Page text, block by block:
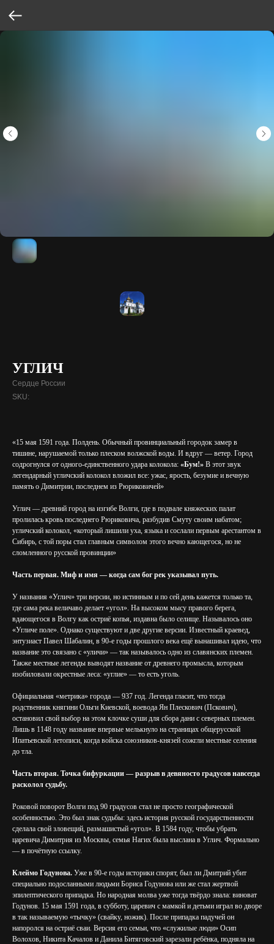
УГЛИЧ
Сердце России
SKU:
«15 мая 1591 года. Полдень. Обычный провинциальный городок замер в
тишине, нарушаемой только плеском волжской воды. И вдруг — ветер. Город
содрогнулся от одного-единственного удара колокола: «Бум!» В этот звук
легендарный угличский колокол вложил все: ужас, ярость, безумие и вечную
память о Димитрии, последнем из Рюриковичей»
Углич — древний город на изгибе Волги, где в подвале княжеских палат
пролилась кровь последнего Рюриковича, разбудив Смуту своим набатом;
угличский колокол, «который лишили уха, языка и сослали первым арестантом в
Сибирь, с той поры стал главным символом этого вечно кающегося, но не
сломленного русской провинции»
Часть первая. Миф и имя — когда сам бог рек указывал путь.
У названия «Углич» три версии, но истинным и по сей день кажется только та,
где сама река величаво делает «угол». На высоком мысу правого берега,
вдающегося в Волгу как остриё копья, издавна было селище. Называлось оно
«Угличе поле». Однако существуют и две другие версии. Известный краевед,
энтузиаст Павел Шабалин, в 90-е годы прошлого века ещё вынашивал идею, что
название это связано с «уличи» — так называлось одно из славянских племен.
Также местные легенды выводят название от древнего промысла, которым
изобиловали окрестные леса: «углие» — то есть уголь.
Официальная «метрика» города — 937 год. Легенда гласит, что тогда
родственник княгини Ольги Киевской, воевода Ян Плескович (Пскович),
остановил свой выбор на этом клочке суши для сбора дани c северных племен.
Лишь в 1148 году название впервые мелькнуло на страницах общерусской
Ипатьевской летописи, когда войска союзников-князей сожгли местные селения
до тла.
Часть вторая. Точка бифуркации — разрыв в девяносто градусов навсегда
расколол судьбу.
Роковой поворот Волги под 90 градусов стал не просто географической
особенностью. Это был знак судьбы: здесь история русской государственности
сделала свой зловещий, размашистый «угол». В 1584 году, чтобы убрать
царевича Димитрия из Москвы, семья Нагих была выслана в Углич. Формально
— в почётную ссылку.
Клеймо Годунова. Уже в 90-е годы историки спорят, был ли Дмитрий убит
специально подосланными людьми Бориса Годунова или же стал жертвой
эпилептического припадка. Но народная молва уже тогда твёрдо знала: виноват
Годунов. 15 мая 1591 года, в субботу, царевич с мамкой и детьми играл во дворе
в так называемую «тычку» (свайку, ножик). После припадка падучей он
напоролся на остриё сваи. Версия его семьи, что «служилые люди» Осип
Волохов, Никита Качалов и Данила Битяговский зарезали ребёнка, подняла на